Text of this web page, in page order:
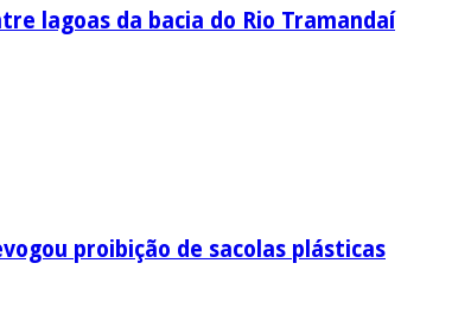
lagoas da bacia do Rio Tramandaí
proibição de sacolas plásticas